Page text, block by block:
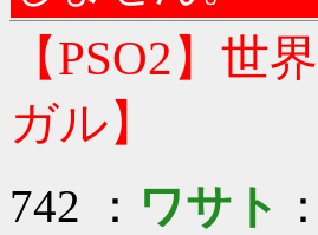
【PSO2】
ガル】
742 ： ワサト